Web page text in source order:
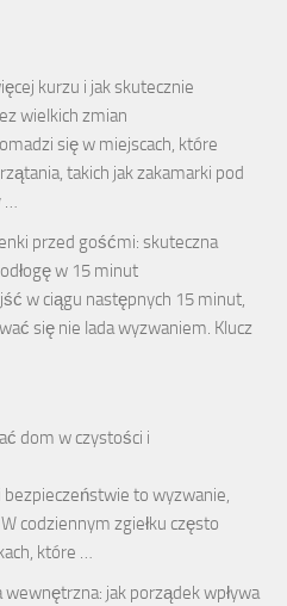
kurzu i jak skutecznie
wielkich zmian
się w miejscach, które
takich jak zakamarki pod
…
przed gośćmi: skuteczna
w 15 minut
w ciągu następnych 15 minut,
się nie lada wyzwaniem. Klucz
dom w czystości i
to wyzwanie,
codziennym zgiełku często
które …
jak porządek wpływa